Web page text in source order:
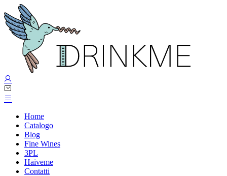
Home
Catalogo
Blog
Fine Wines
3PL
Haiveme
Contatti